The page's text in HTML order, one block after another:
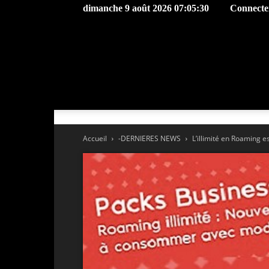
dimanche 9 août 2026 07:05:30
Accueil -DERNIERES NEWS L’illimité en Roaming